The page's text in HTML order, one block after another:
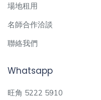
場地租用
名師合作洽談
聯絡我們
Whatsapp
旺角 5222 5910